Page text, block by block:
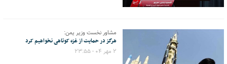
مشاور نخست وزیر یمن:
هرگز در حمایت از غزه کوتاهی نخواهیم کرد
۲ مهر ۰۴ - ۲۳:۵۵